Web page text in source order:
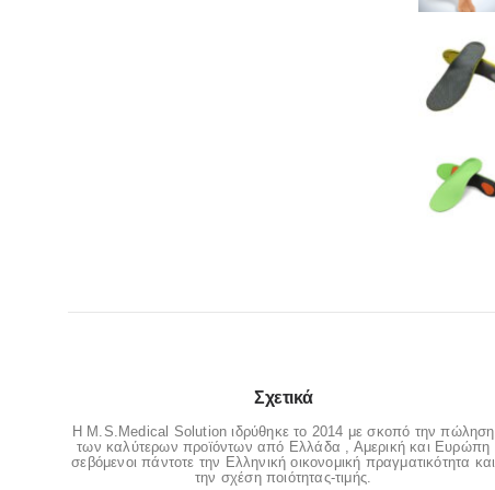
Σχετικά
Η M.S.Medical Solution ιδρύθηκε το 2014 με σκοπό την πώληση
των καλύτερων προϊόντων από Ελλάδα , Αμερική και Ευρώπη
σεβόμενοι πάντοτε την Ελληνική οικονομική πραγματικότητα και
την σχέση ποιότητας-τιμής.